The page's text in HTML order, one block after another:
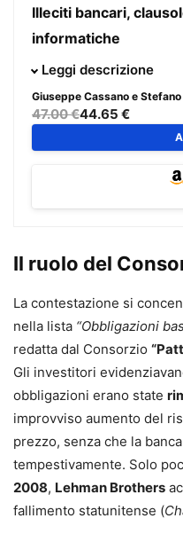
Illeciti bancari,
informatiche
Quali sono gli strumenti a
alimentata
direttamente legati alle
contrattuale. Tra questi si
abusivo alle garanzie
a vario titolo da parte
Leggi descrizione
Giuseppe Cassano e
47.00 €44.65 €
Il ruolo del
La contestazione si
nella lista “Obbligazioni
redatta dal Consorzio
Gli investitori
obbligazioni erano state
improvviso aumento del
prezzo, senza che la
tempestivamente. Solo
2008, Lehman Brothers
fallimento statunitense (